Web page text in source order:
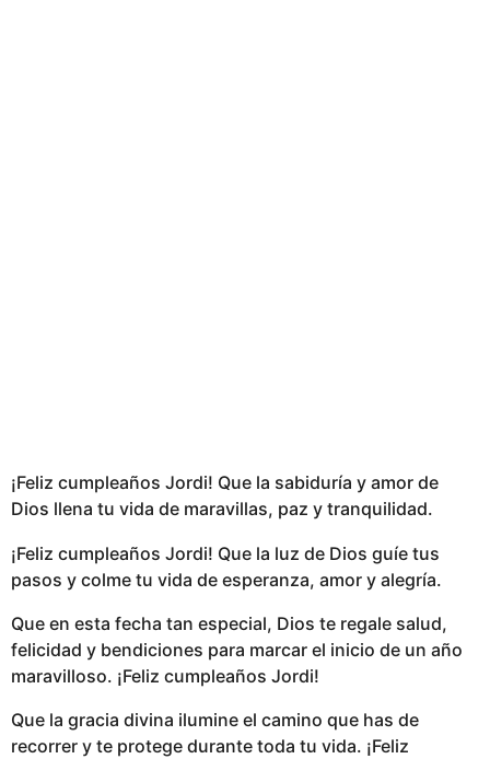
¡Feliz cumpleaños Jordi! Que la sabiduría y amor de
Dios llena tu vida de maravillas, paz y tranquilidad.
¡Feliz cumpleaños Jordi! Que la luz de Dios guíe tus
pasos y colme tu vida de esperanza, amor y alegría.
Que en esta fecha tan especial, Dios te regale salud,
felicidad y bendiciones para marcar el inicio de un año
maravilloso. ¡Feliz cumpleaños Jordi!
Que la gracia divina ilumine el camino que has de
recorrer y te protege durante toda tu vida. ¡Feliz